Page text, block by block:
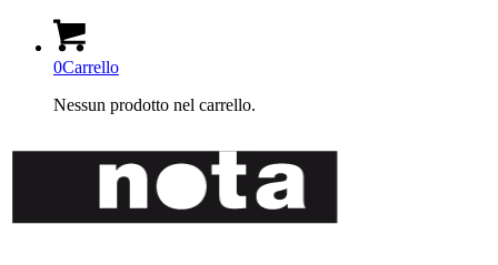
0Carrello
Nessun prodotto nel carrello.